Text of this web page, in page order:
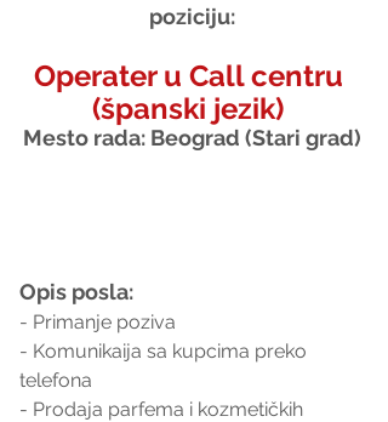
poziciju:
Operater u Call centru
(španski jezik)
Mesto rada: Beograd (Stari grad)
Opis posla:
- Primanje poziva
- Komunikaija sa kupcima preko
telefona
- Prodaja parfema i kozmetičkih